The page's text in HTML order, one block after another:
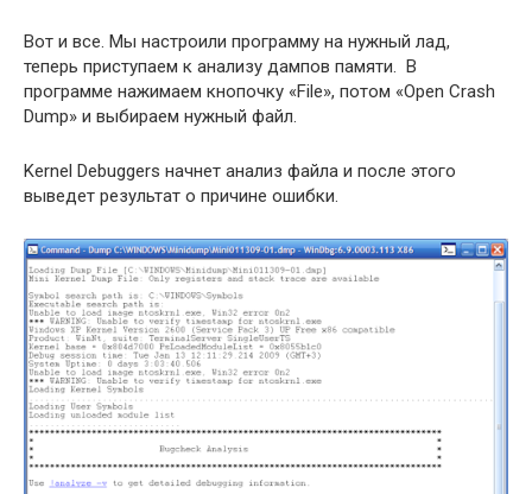
Вот и все. Мы настроили программу на нужный лад,
теперь приступаем к анализу дампов памяти. В
программе нажимаем кнопочку «File», потом «Open Crash
Dump» и выбираем нужный файл.
Kernel Debuggers начнет анализ файла и после этого
выведет результат о причине ошибки.